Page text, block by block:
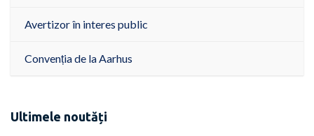
Avertizor în interes public
Convenția de la Aarhus
Ultimele noutăți